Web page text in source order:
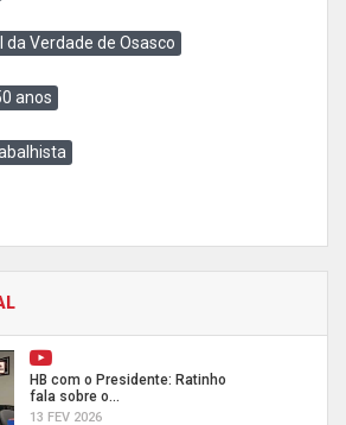
Verdade de Osasco
anos
HB com o Presidente: Ratinho
fala sobre o...
13 FEV 2026